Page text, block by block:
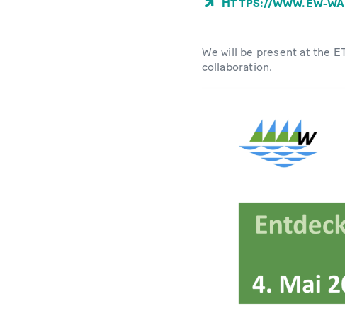
HTTPS://WWW.EW-
We will be present at the
collaboration.